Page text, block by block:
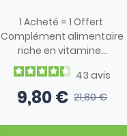
1 Acheté = 1 Offert
Complément alimentaire
riche en vitamine...
43 avis
Prix
9,80 €Prix de base
21,80 €